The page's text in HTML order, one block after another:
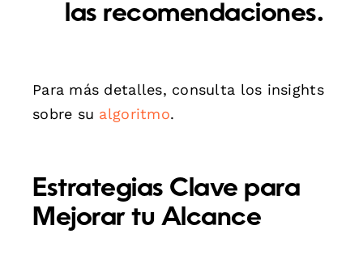
las recomendaciones.
Para más detalles, consulta los insights
sobre su algoritmo.
Estrategias Clave para
Mejorar tu Alcance